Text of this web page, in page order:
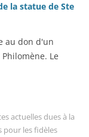
la statue de Ste
au don d'un
Le
actuelles dues à la
pour les fidèles